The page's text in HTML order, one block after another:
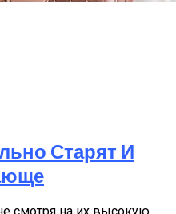
Старят И